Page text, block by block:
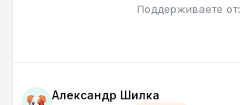
Поддерживаете
Александр Шилка